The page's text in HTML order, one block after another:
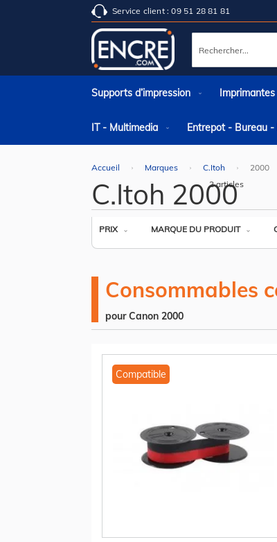
Service client : 09 51 28 81 81
Rechercher
Supports d’impression Imprimantes
IT - Multimedia Entrepot - Bureau
Accueil Marques C.Itoh 2000
C.Itoh 2000
PRIX MARQUE DU PRODUIT
2articles
Consommables
pour Canon 2000
Compatible